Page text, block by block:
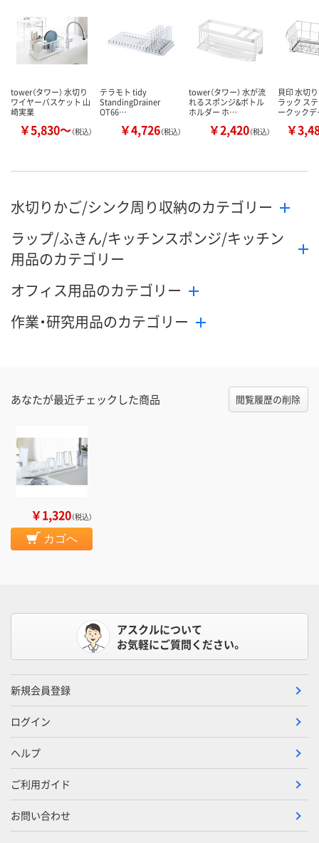
tower（タワー） 水切り
ワイヤーバスケット 山
崎実業
￥5,830～（税込）
テラモト tidy
StandingDrainer
OT66…
￥4,726（税込）
tower（タワー） 水が流
れるスポンジ&ボトル
ホルダー ホ…
￥2,420（税込）
貝印 水切
ラック ス
ークックデ
￥
水切りかご/シンク周り収納のカテゴリー
ラップ/ふきん/キッチンスポンジ/キッチン
用品のカテゴリー
オフィス用品のカテゴリー
作業・研究用品のカテゴリー
あなたが最近チェックした商品 閲覧履歴の削除
￥1,320（税込）
カゴへ
アスクルについて
お気軽にご質問ください。
新規会員登録
ログイン
ヘルプ
ご利用ガイド
お問い合わせ